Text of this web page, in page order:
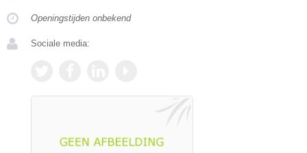
Openingstijden onbekend
Sociale media: